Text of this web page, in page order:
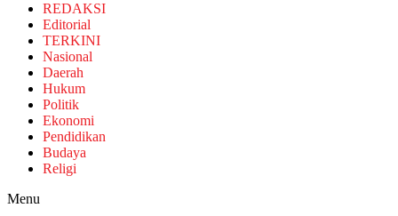
REDAKSI
Editorial
TERKINI
Nasional
Daerah
Hukum
Politik
Ekonomi
Pendidikan
Budaya
Religi
Menu